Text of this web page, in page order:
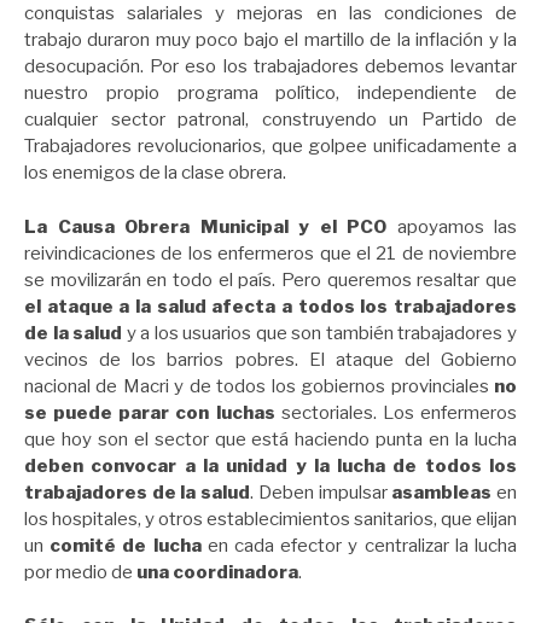
conquistas salariales y mejoras en las condiciones de
trabajo duraron muy poco bajo el martillo de la inflación y la
desocupación. Por eso los trabajadores debemos levantar
nuestro propio programa político, independiente de
cualquier sector patronal, construyendo un Partido de
Trabajadores revolucionarios, que golpee unificadamente a
los enemigos de la clase obrera.
La Causa Obrera Municipal y el PCO apoyamos las
reivindicaciones de los enfermeros que el 21 de noviembre
se movilizarán en todo el país. Pero queremos resaltar que
el ataque a la salud afecta a todos los trabajadores
de la salud y a los usuarios que son también trabajadores y
vecinos de los barrios pobres. El ataque del Gobierno
nacional de Macri y de todos los gobiernos provinciales no
se puede parar con luchas sectoriales. Los enfermeros
que hoy son el sector que está haciendo punta en la lucha
deben convocar a la unidad y la lucha de todos los
trabajadores de la salud. Deben impulsar asambleas en
los hospitales, y otros establecimientos sanitarios, que elijan
un comité de luchaen cada efector y centralizar la lucha
por medio de una coordinadora.